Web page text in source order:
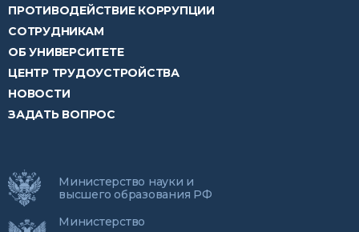
ПРОТИВОДЕЙСТВИЕ КОРРУПЦИИ
СОТРУДНИКАМ
ОБ УНИВЕРСИТЕТЕ
ЦЕНТР ТРУДОУСТРОЙСТВА
НОВОСТИ
ЗАДАТЬ ВОПРОС
Министерство науки и
высшего образования РФ
Министерство